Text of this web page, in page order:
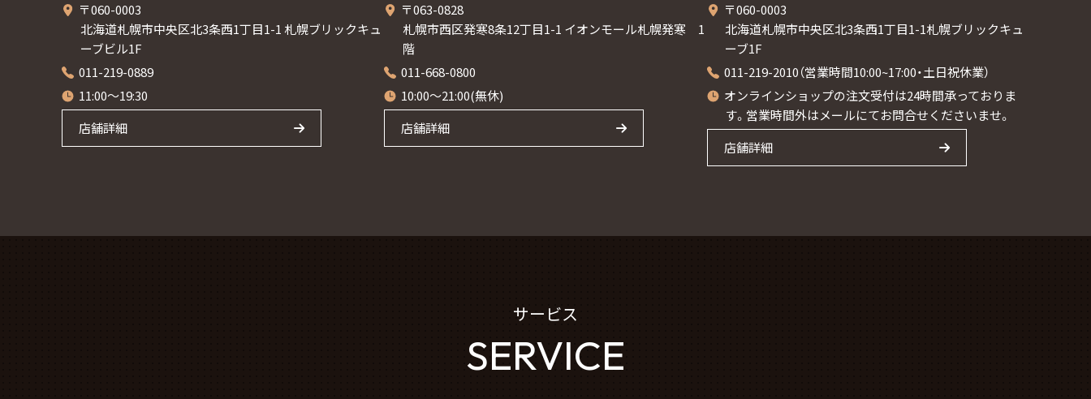
〒060-0003
北海道札幌市中央区北3条西1丁目1-1 札幌ブリックキュ
ーブビル1F
011-219-0889
11:00～19:30
店舗詳細
〒063-0828
札幌市西区発寒8条12丁目1-1 イオンモール札幌発寒 1
階
011-668-0800
10:00～21:00(無休)
店舗詳細
〒060-0003
北海道札幌市中央区北3条西1丁目1-1札幌ブリックキュ
ーブ1F
011-219-2010（営業時間10:00~17:00・土日祝休業）
オンラインショップの注文受付は24時間承っておりま
す。営業時間外はメールにてお問合せくださいませ。
店舗詳細
サービス
SERVICE